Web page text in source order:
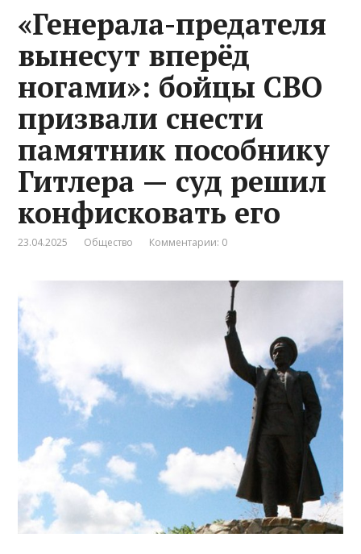
«Генерала-предателя
вынесут вперёд
ногами»: бойцы СВО
призвали снести
памятник пособнику
Гитлера — суд решил
конфисковать его
23.04.2025 Общество Комментарии: 0